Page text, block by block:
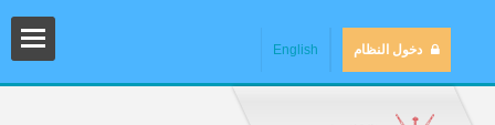
دخول النظام English